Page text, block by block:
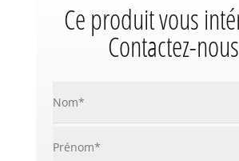
Ce produit vous
Contactez-